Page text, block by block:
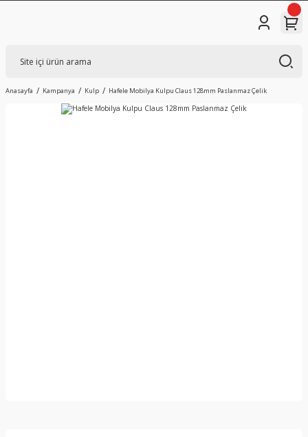
Anasayfa Kampanya Kulp Hafele Mobilya Kulpu Claus 128mm Paslanmaz Çelik